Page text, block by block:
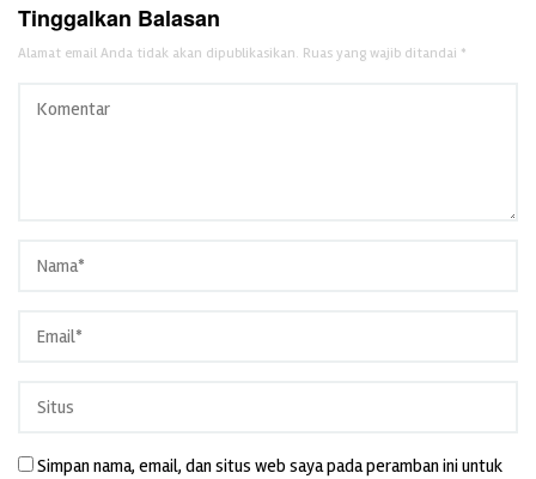
Tinggalkan Balasan
Alamat email Anda tidak akan dipublikasikan. Ruas yang wajib ditandai *
Simpan nama, email, dan situs web saya pada peramban ini untuk